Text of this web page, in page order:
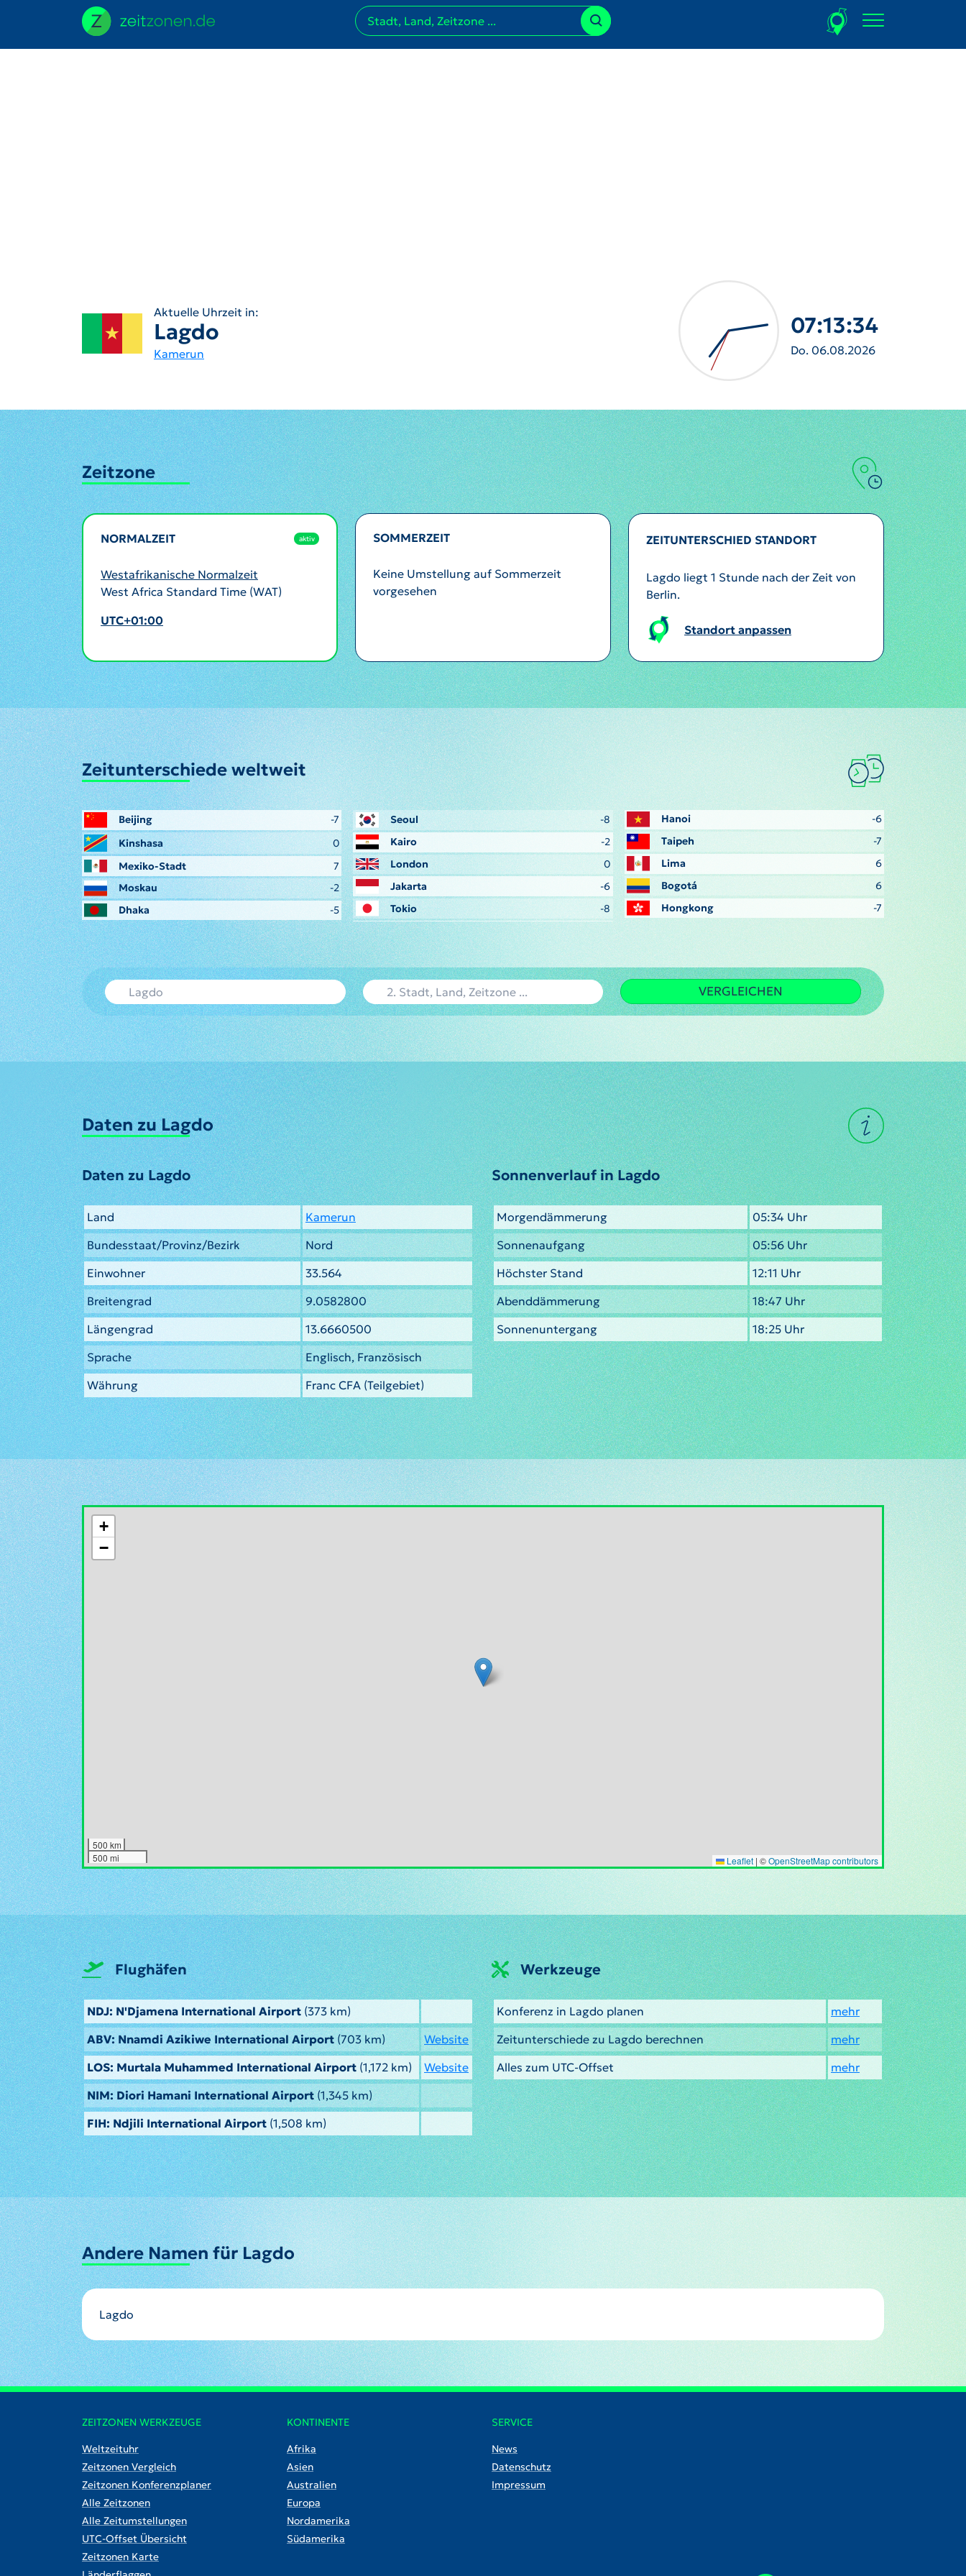
Aktuelle Uhrzeit in:
Lagdo
Kamerun
07:13:37
Do. 06.08.2026
Zeitzone
NORMALZEIT aktiv
Westafrikanische Normalzeit
West Africa Standard Time (WAT)
UTC+01:00
SOMMERZEIT
Keine Umstellung auf Sommerzeit
vorgesehen
ZEITUNTERSCHIED STANDORT
Lagdo liegt 1 Stunde nach der Zeit von
Berlin.
Standort anpassen
Zeitunterschiede weltweit
Beijing
-7
Kinshasa
0
Mexiko-Stadt
7
Moskau
-2
Dhaka
-5
Seoul
-8
Kairo
-2
London
0
Jakarta
-6
Tokio
-8
Hanoi
-6
Taipeh
-7
Lima
6
Bogotá
6
Hongkong
-7
VERGLEICHEN
Daten zu Lagdo
Daten zu Lagdo
Land
Kamerun
Bundesstaat/Provinz/Bezirk
Nord
Einwohner
33.564
Breitengrad
9.0582800
Längengrad
13.6660500
Sprache
Englisch, Französisch
Währung
Franc CFA (Teilgebiet)
Sonnenverlauf in Lagdo
Morgendämmerung
05:34 Uhr
Sonnenaufgang
05:56 Uhr
Höchster Stand
12:11 Uhr
Abenddämmerung
18:47 Uhr
Sonnenuntergang
18:25 Uhr
+
−
500 km
500 mi
Leaflet | ©OpenStreetMap contributors
Flughäfen
NDJ: N'Djamena International Airport (373 km)
ABV: Nnamdi Azikiwe International Airport(703 km)
Website
LOS: Murtala Muhammed International Airport (1,172 km)
Website
NIM: Diori Hamani International Airport(1,345 km)
FIH: Ndjili International Airport (1,508 km)
Werkzeuge
Konferenz in Lagdo planen
mehr
Zeitunterschiede zu Lagdo berechnen
mehr
Alles zum UTC-Offset
mehr
Andere Namen für Lagdo
Lagdo
ZEITZONEN WERKZEUGE
Weltzeituhr
Zeitzonen Vergleich
Zeitzonen Konferenzplaner
Alle Zeitzonen
Alle Zeitumstellungen
UTC-Offset Übersicht
Zeitzonen Karte
KONTINENTE
Afrika
Asien
Australien
Europa
Nordamerika
Südamerika
SERVICE
News
Datenschutz
Impressum